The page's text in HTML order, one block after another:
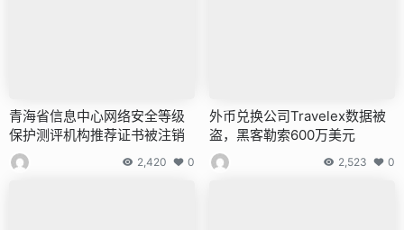
青海省信息中心网络安全等级
保护测评机构推荐证书被注销
2,420 0
外币兑换公司Travelex数据被
盗，黑客勒索600万美元
2,523 0